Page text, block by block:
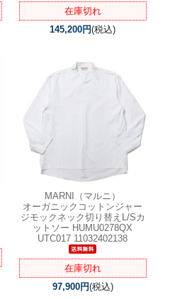
在庫切れ
145,200円(税込)
MARNI（マルニ）
オーガニックコットンジャー
ジモックネック切り替えL/Sカ
ットソー HUMU0278QX
UTC017 11032402138
在庫切れ
97,900円(税込)